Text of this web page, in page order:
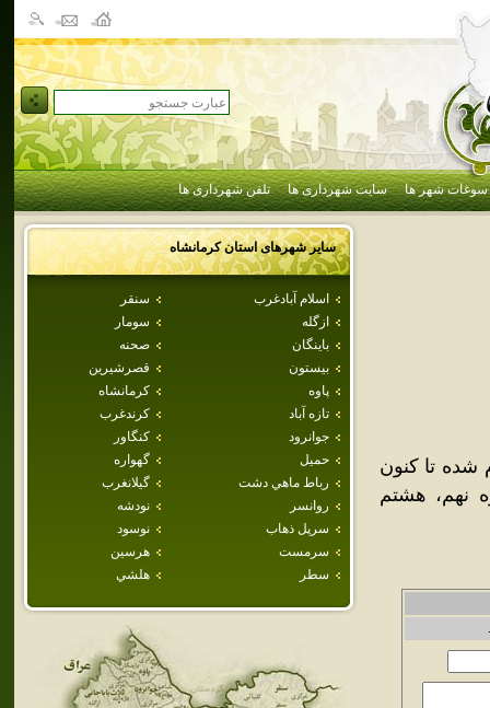
سوغات شهر ها سایت شهرداری ها تلفن شهرداری ها
سایر شهرهای استانكرمانشاه
اسلام آبادغرب
سنقر
ازگله
سومار
باينگان
صحنه
بيستون
قصرشيرين
پاوه
كرمانشاه
تازه آباد
كرندغرب
جوانرود
كنگاور
حميل
گهواره
رباط ماهي دشت
گيلانغرب
روانسر
نودشه
سرپل ذهاب
نوسود
سرمست
هرسين
سطر
هلشي
انجام شده تا کنون
نهم، هشتم